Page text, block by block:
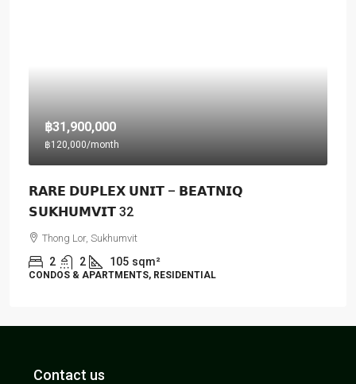
฿31,900,000
฿120,000/month
𝗥𝗔𝗥𝗘 𝗗𝗨𝗣𝗟𝗘𝗫 𝗨𝗡𝗜𝗧 – 𝗕𝗘𝗔𝗧𝗡𝗜𝗤
𝗦𝗨𝗞𝗛𝗨𝗠𝗩𝗜𝗧 32
Thong Lor, Sukhumvit
2 2 105 sqm²
CONDOS & APARTMENTS, RESIDENTIAL
Contact us